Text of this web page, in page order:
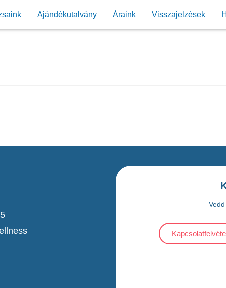
Ajándékutalvány Áraink Visszajelzések